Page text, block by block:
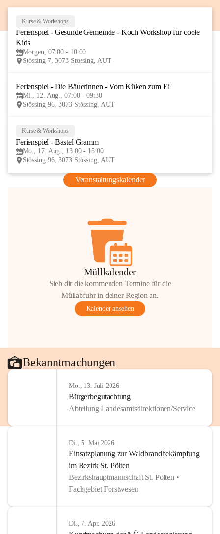
AUG
Kurse & Workshops
Ferienspiel - Gesunde Gemeinde - Koch Workshop für coole
Kids
Morgen, 07:00 - 10:00
Stössing 7, 3073 Stössing, AUT
Ferienspiel - Die Bäuerinnen - Vom Küken zum Ei
Mi., 12. Aug., 07:00 - 09:30
Stössing 96, 3073 Stössing, AUT
Kurse & Workshops
Ferienspiel - Bastel Gramm
Mo., 17. Aug., 13:00 - 15:00
Stössing 96, 3073 Stössing, AUT
Veranstaltungskalender
Müllkalender
Sieh dir die kommenden Termine für die
Müllabfuhr in deiner Region an.
Kalender ansehen
Bekanntmachungen
Mo., 13. Juli 2026
Bürgerbegutachtung
Abteilung Landesamtsdirektionen/Service
Di., 5. Mai 2026
Einsatzplanung zur Waldbrandbekämpfung
im Bezirk St. Pölten
Bezirkshauptmannschaft St. Pölten •
Fachgebiet Forstwesen
Di., 7. Apr. 2026